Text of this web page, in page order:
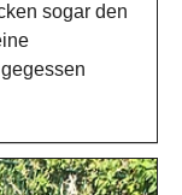
sogar den